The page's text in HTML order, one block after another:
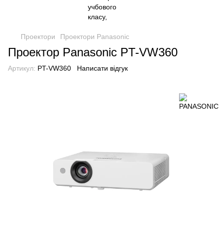
Проектори Проектори Panasonic
Проектор Panasonic PT-VW360
Артикул: PT-VW360 Написати відгук